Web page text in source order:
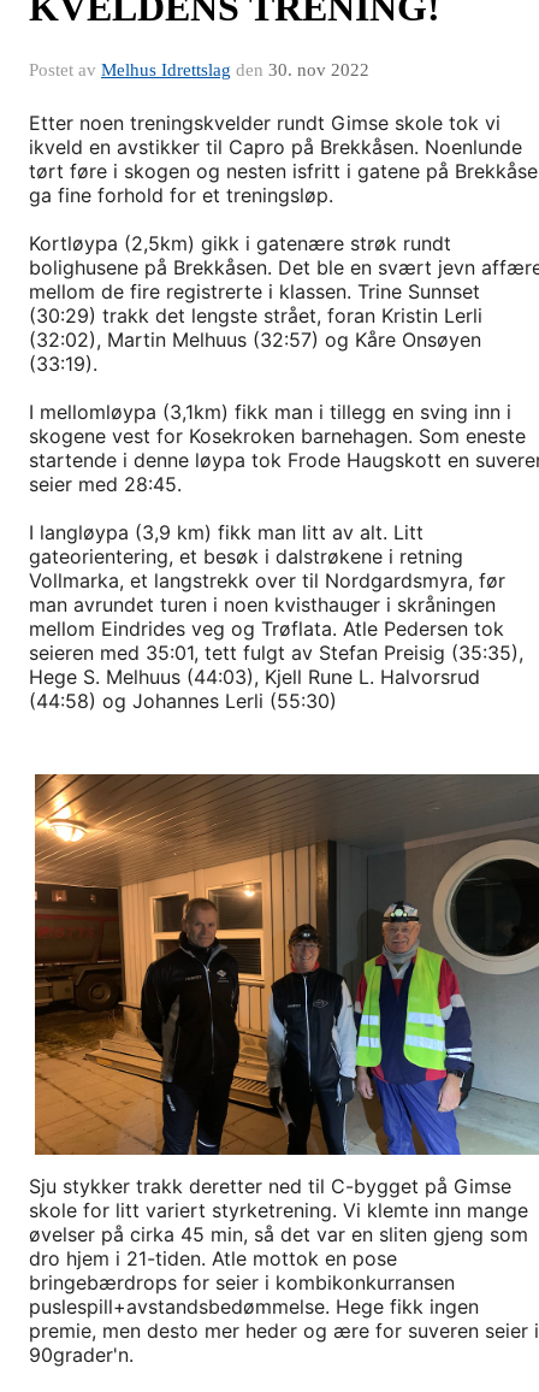
Postet av Melhus Idrettslag den 30. nov 2022
Etter noen treningskvelder rundt Gimse skole tok vi
ikveld en avstikker til Capro på Brekkåsen. Noenlunde
tørt føre i skogen og nesten isfritt i gatene på
ga fine forhold for et treningsløp.
Kortløypa (2,5km) gikk i gatenære strøk rundt
bolighusene på Brekkåsen. Det ble en svært jevn
mellom de fire registrerte i klassen. Trine Sunnset
(30:29) trakk det lengste strået, foran Kristin Lerli
(32:02), Martin Melhuus (32:57) og Kåre Onsøyen
(33:19).
I mellomløypa (3,1km) fikk man i tillegg en sving inn i
skogene vest for Kosekroken barnehagen. Som eneste
startende i denne løypa tok Frode Haugskott en
seier med 28:45.
I langløypa (3,9 km) fikk man litt av alt. Litt
gateorientering, et besøk i dalstrøkene i retning
Vollmarka, et langstrekk over til Nordgardsmyra, før
man avrundet turen i noen kvisthauger i skråningen
mellom Eindrides veg og Trøflata. Atle Pedersen tok
seieren med 35:01, tett fulgt av Stefan Preisig (35:35),
Hege S. Melhuus (44:03), Kjell Rune L. Halvorsrud
(44:58) og Johannes Lerli (55:30)
Sju stykker trakk deretter ned til C-bygget på Gimse
skole for litt variert styrketrening. Vi klemte inn mange
øvelser på cirka 45 min, så det var en sliten gjeng som
dro hjem i 21-tiden. Atle mottok en pose
bringebærdrops for seier i kombikonkurransen
puslespill+avstandsbedømmelse. Hege fikk ingen
premie, men desto mer heder og ære for suveren seier i
90grader'n.